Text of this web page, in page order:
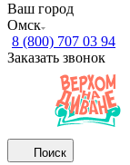
Ваш город
Омск
8 (800) 707 03 94
Заказать звонок
Поиск